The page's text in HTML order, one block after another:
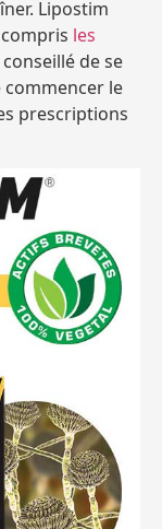
Lipostim
les
de se
le
prescriptions